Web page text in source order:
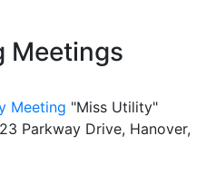
Meetings
Meeting "Miss Utility"
Parkway Drive, Hanover,